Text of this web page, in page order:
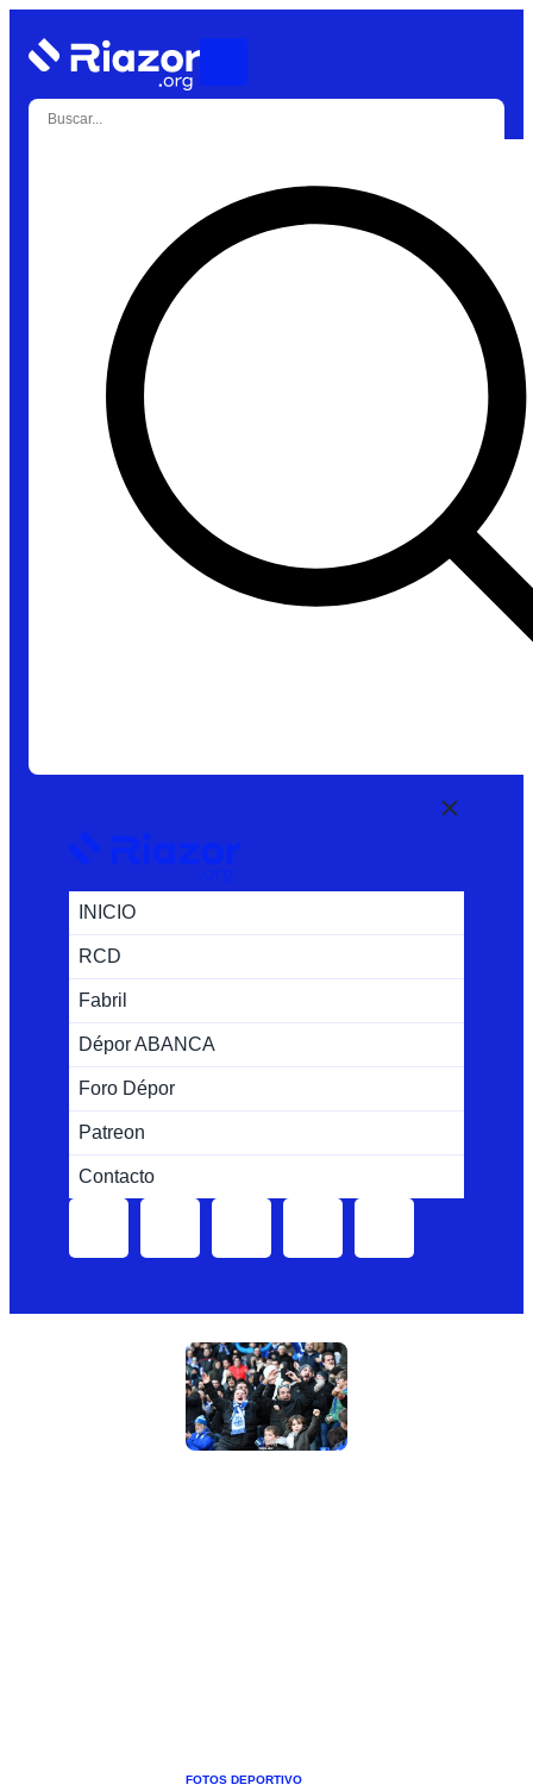
INICIO
RCD
Fabril
Dépor ABANCA
Foro Dépor
Patreon
Contacto
FOTOS DEPORTIVO